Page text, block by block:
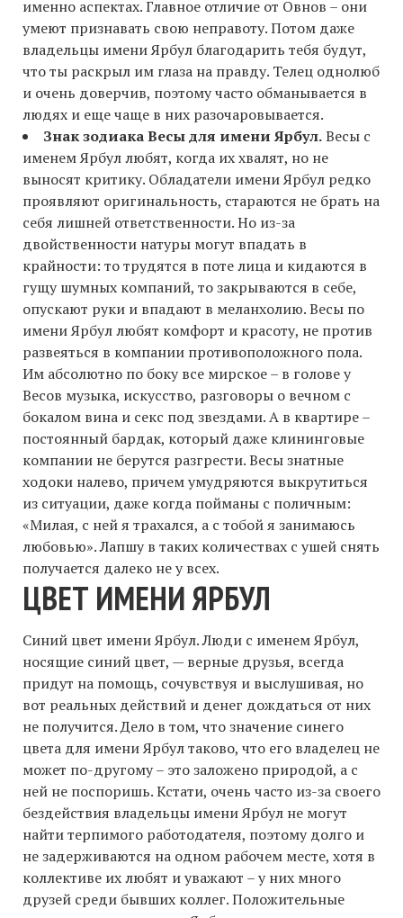
именно аспектах. Главное отличие от Овнов – они
умеют признавать свою неправоту. Потом даже
владельцы имени Ярбул благодарить тебя будут,
что ты раскрыл им глаза на правду. Телец однолюб
и очень доверчив, поэтому часто обманывается в
людях и еще чаще в них разочаровывается.
Знак зодиака Весы для имени Ярбул.Весы с
именем Ярбул любят, когда их хвалят, но не
выносят критику. Обладатели имени Ярбул редко
проявляют оригинальность, стараются не брать на
себя лишней ответственности. Но из-за
двойственности натуры могут впадать в
крайности: то трудятся в поте лица и кидаются в
гущу шумных компаний, то закрываются в себе,
опускают руки и впадают в меланхолию. Весы по
имени Ярбул любят комфорт и красоту, не против
развеяться в компании противоположного пола.
Им абсолютно по боку все мирское – в голове у
Весов музыка, искусство, разговоры о вечном с
бокалом вина и секс под звездами. А в квартире –
постоянный бардак, который даже клининговые
компании не берутся разгрести. Весы знатные
ходоки налево, причем умудряются выкрутиться
из ситуации, даже когда пойманы с поличным:
«Милая, с ней я трахался, а с тобой я занимаюсь
любовью». Лапшу в таких количествах с ушей снять
получается далеко не у всех.
ЦВЕТ ИМЕНИ ЯРБУЛ
Синий цвет имени Ярбул. Люди с именем Ярбул,
носящие синий цвет, — верные друзья, всегда
придут на помощь, сочувствуя и выслушивая, но
вот реальных действий и денег дождаться от них
не получится. Дело в том, что значение синего
цвета для имени Ярбул таково, что его владелец не
может по-другому – это заложено природой, а с
ней не поспоришь. Кстати, очень часто из-за своего
бездействия владельцы имени Ярбул не могут
найти терпимого работодателя, поэтому долго и
не задерживаются на одном рабочем месте, хотя в
коллективе их любят и уважают – у них много
друзей среди бывших коллег. Положительные